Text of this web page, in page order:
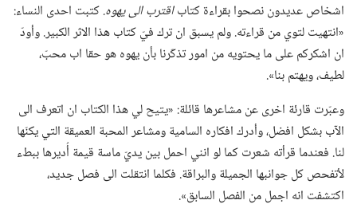
اشخاص عديدون نصحوا بقراءة كتاباقترب الى يهوه.‏كتبت احدى النساء:‏
«انتهيت لتوي من قراءته.‏ ولم يسبق ان ترك فيّ كتاب هذا الاثر الكبير.‏ وأودّ
ان اشكركم على ما يحتويه من امور تذكّرنا بأن يهوه هو حقا اب محبّ،‏
لطيف،‏ ويهتم بنا».‏
وعبّرت قارئة اخرى عن مشاعرها قائلة:‏ «يتيح لي هذا الكتاب ان اتعرف الى
الآب بشكل افضل،‏ وأدرك افكاره السامية ومشاعر المحبة العميقة التي يكنّها
لنا.‏ فعندما قرأته شعرت كما لو انني احمل بين يديّ ماسة قيمة أُديرها ببطء
لأتفحص كل جوانبها الجميلة والبراقة.‏ فكلما انتقلت الى فصل جديد،‏
اكتشفت انه اجمل من الفصل السابق».‏